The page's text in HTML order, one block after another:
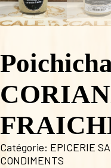
Catégorie: EPICERIE
CONDIMENTS